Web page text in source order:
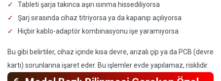
Tableti şarja takınca aşırı ısınma hissediliyorsa
Şarj sırasında cihaz titriyorsa ya da kapanıp açılıyorsa
Hiçbir kablo-adaptör kombinasyonu işe yaramıyorsa
Bu gibi belirtiler, cihaz içinde kısa devre, arızalı çip ya da PCB (devre
kartı) sorunlarına işaret eder. Bu işlemler evde yapılamaz, risklidir.